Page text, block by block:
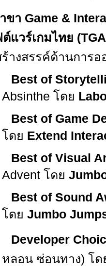
ขา Game &
แวร์เกมไทย (
างสรรค์ด้านการ
Best of
Absinthe โดย
Best of Game
โดย Extend
Best of Visual
Advent โดย
Best of Sound
โดย Jumbo
Developer
หลอน ซ่อนทาง) โด